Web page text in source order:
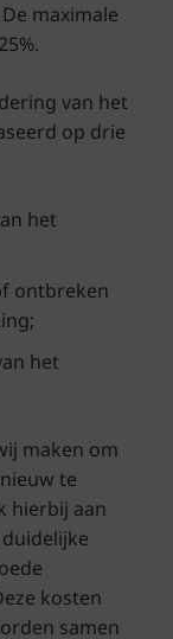
maximale
van het
op drie
het
ontbreken
het
maken om
te
hierbij aan
kosten
samen